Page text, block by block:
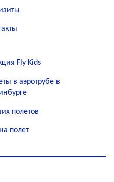
Fly Kids
в аэротрубе в
полетов
полет